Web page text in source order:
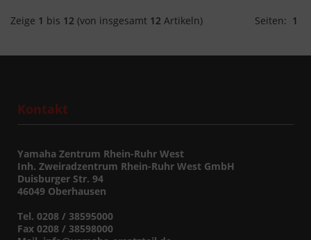
Zeige 1 bis 12 (von insgesamt 12 Artikeln) Seiten: 1
Kontakt
Yamaha Zentrum Rhein-Ruhr West
Inh. Zweiradzentrum Rhein-Ruhr West GmbH
Duisburger Str. 94
46049 Oberhausen
Tel. 0208 / 38595000
Fax 0208 / 38598000